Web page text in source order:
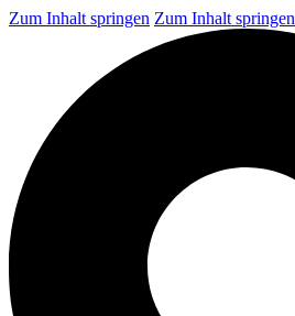
Zum Inhalt springen Zum Inhalt springen